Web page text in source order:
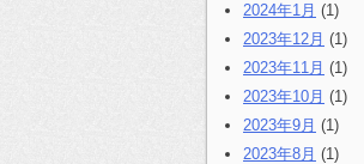
2024年1月 (1)
2023年12月 (1)
2023年11月 (1)
2023年10月 (1)
2023年9月 (1)
2023年8月 (1)